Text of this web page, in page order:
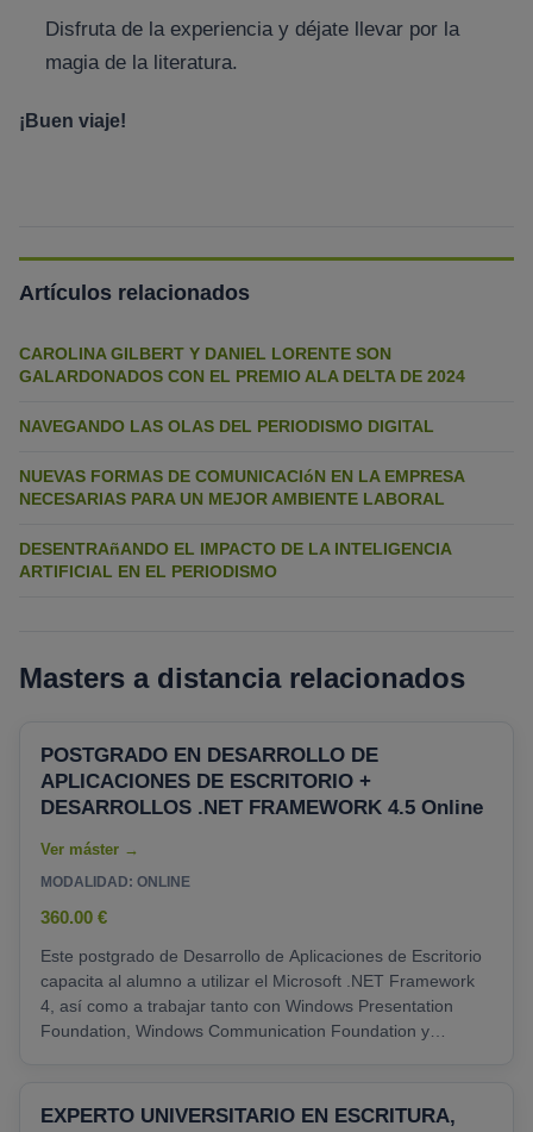
Disfruta de la experiencia y déjate llevar por la
magia de la literatura.
¡Buen viaje!
Artículos relacionados
CAROLINA GILBERT Y DANIEL LORENTE SON
GALARDONADOS CON EL PREMIO ALA DELTA DE 2024
NAVEGANDO LAS OLAS DEL PERIODISMO DIGITAL
NUEVAS FORMAS DE COMUNICACIóN EN LA EMPRESA
NECESARIAS PARA UN MEJOR AMBIENTE LABORAL
DESENTRAñANDO EL IMPACTO DE LA INTELIGENCIA
ARTIFICIAL EN EL PERIODISMO
Masters a distancia relacionados
POSTGRADO EN DESARROLLO DE
APLICACIONES DE ESCRITORIO +
DESARROLLOS .NET FRAMEWORK 4.5 Online
MODALIDAD: ONLINE
360.00 €
Este postgrado de Desarrollo de Aplicaciones de Escritorio
capacita al alumno a utilizar el Microsoft .NET Framework
4, así como a trabajar tanto con Windows Presentation
Foundation, Windows Communication Foundation y
EXPERTO UNIVERSITARIO EN ESCRITURA,